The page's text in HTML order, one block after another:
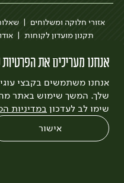
אנחנו מעריכים את
אנחנו משתמשים בקבצי
שלך. המשך שימוש באתר
שימו לב לעדכון במדיניות
אישור
אזורי חלוקה ומשלוחים
תקנון מועדון לקוחות
לצפייה